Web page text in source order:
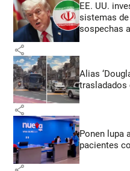
EE. UU.
sistemas
sospechas
share
Alias
trasladados
share
Ponen lupa
pacientes